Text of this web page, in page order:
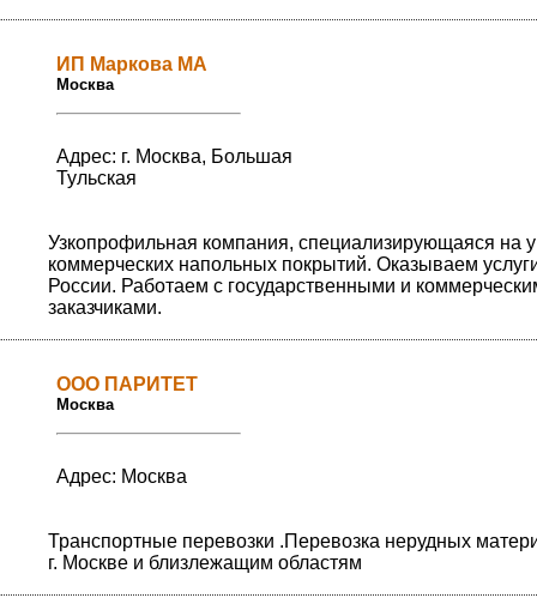
ИП Маркова МА
Москва
Адрес: г. Москва, Большая
Тульская
Узкопрофильная компания, специализирующаяся на
коммерческих напольных покрытий. Оказываем
России. Работаем с государственными и
заказчиками.
ООО ПАРИТЕТ
Москва
Адрес: Москва
Транспортные перевозки .Перевозка нерудных
г. Москве и близлежащим областям